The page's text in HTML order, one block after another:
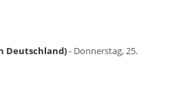
Deutschland)- Donnerstag, 25.